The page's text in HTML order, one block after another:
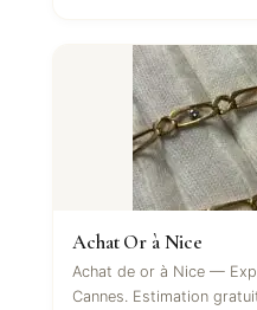
Achat Or à Nice
Achat de or à Nice —
Cannes. Estimation